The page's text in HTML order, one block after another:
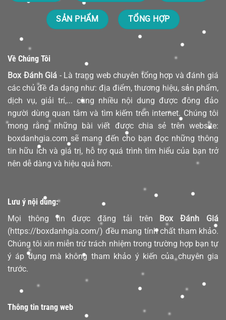
SẢN PHẨM TỔNG HỢP
Về Chúng Tôi
Box Đánh Giá - Là trang web chuyên tổng hợp và đánh giá
các chủ đề đa dạng như: địa điểm, thương hiệu, sản phẩm,
dịch vụ, giải trí,... cùng nhiều nội dung được đông đảo
người dùng quan tâm và tìm kiếm trên internet. Chúng tôi
mong rằng những bài viết được chia sẻ trên website:
boxdanhgia.com sẽ mang đến cho bạn đọc những thông
tin hữu ích và giá trị, hỗ trợ quá trình tìm hiểu của bạn trở
nên dễ dàng và hiệu quả hơn.
Lưu ý nội dung:
Mọi thông tin được đăng tải trên Box Đánh Giá
(https://boxdanhgia.com/) đều mang tính chất tham khảo.
Chúng tôi xin miễn trừ trách nhiệm trong trường hợp bạn tự
ý áp dụng mà không tham khảo ý kiến của chuyên gia
trước.
Thông tin trang web